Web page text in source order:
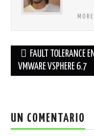
Navegación
de
FAULT TOLERANCE
VMWARE VSPHERE 6.7
UN COMENTARIO